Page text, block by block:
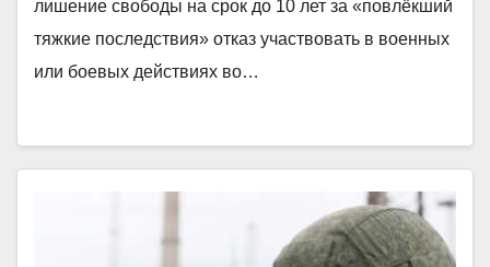
лишение свободы на срок до 10 лет за «повлёкший
тяжкие последствия» отказ участвовать в военных
или боевых действиях во…